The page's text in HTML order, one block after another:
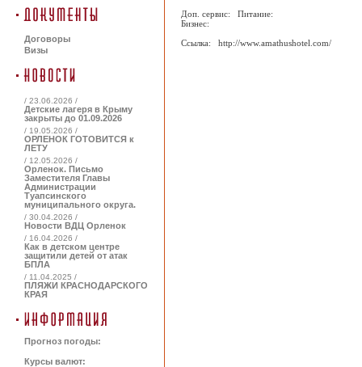
Договоры
Визы
/ 23.06.2026 /
Детские лагеря в Крыму
закрыты до 01.09.2026
/ 19.05.2026 /
ОРЛЕНОК ГОТОВИТСЯ к
ЛЕТУ
/ 12.05.2026 /
Орленок. Письмо
Заместителя Главы
Администрации
Туапсинского
муниципального округа.
/ 30.04.2026 /
Новости ВДЦ Орленок
/ 16.04.2026 /
Как в детском центре
защитили детей от атак
БПЛА
/ 11.04.2025 /
ПЛЯЖИ КРАСНОДАРСКОГО
КРАЯ
Прогноз погоды:
Курсы валют:
Доп. сервис: Питание:
Бизнес:
Ссылка: http://www.amathushotel.com/